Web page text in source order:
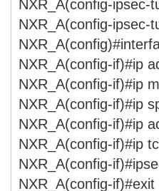
NXR_A(config-ipsec-
NXR_A(config-ipsec-
NXR_A(config-if)#ip
NXR_A(config-if)#ip
NXR_A(config-if)#ip
NXR_A(config-if)#ip
NXR_A(config-if)#ip
NXR_A(config-
NXR_A(config-if)#exit